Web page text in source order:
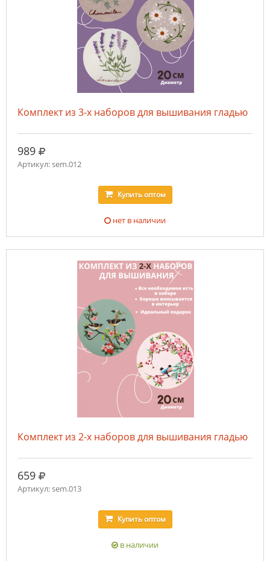
Комплект из 3-х наборов для вышивания гладью
989 руб.
Артикул: sem.012
Купитьоптом
нет в наличии
Комплект из 2-х наборов для вышивания гладью
659 руб.
Артикул: sem.013
Купитьоптом
в наличии